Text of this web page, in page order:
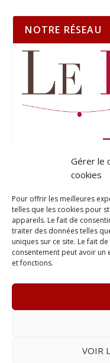
Gérer le
cookies
Pour offrir les meilleures
telles que les cookies pour
appareils. Le fait de
traiter des données telles
uniques sur ce site. Le fait
consentement peut avoir un
et fonctions.
VOIR
NOTRE RÉSEAU
–